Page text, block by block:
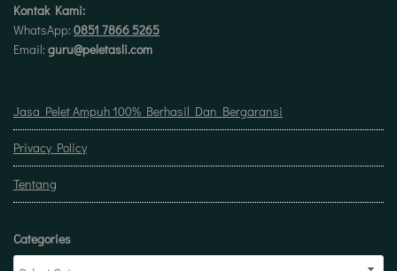
Kontak Kami:
WhatsApp: 0851 7866 5265
Email: guru@peletasli.com
Jasa Pelet Ampuh 100% Berhasil Dan Bergaransi
Privacy Policy
Tentang
Categories